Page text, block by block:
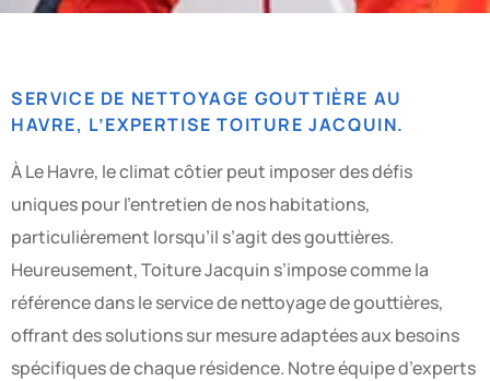
SERVICE DE NETTOYAGE GOUTTIÈRE AU
HAVRE, L’EXPERTISE TOITURE JACQUIN.
À Le Havre, le climat côtier peut imposer des défis
uniques pour l’entretien de nos habitations,
particulièrement lorsqu’il s’agit des gouttières.
Heureusement, Toiture Jacquin s’impose comme la
référence dans le service de nettoyage de gouttières,
offrant des solutions sur mesure adaptées aux besoins
spécifiques de chaque résidence. Notre équipe d’experts